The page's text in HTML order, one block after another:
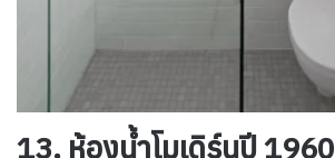
13. ห้องน้ำโมเดิร์นปี 1960